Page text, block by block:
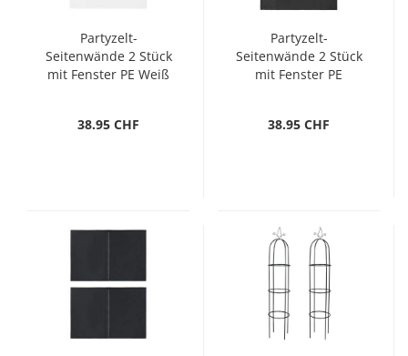
Partyzelt-
Seitenwände 2 Stück
mit Fenster PE Weiß
38.95 CHF
Partyzelt-
Seitenwände 2 Stück
mit Fenster PE
38.95 CHF